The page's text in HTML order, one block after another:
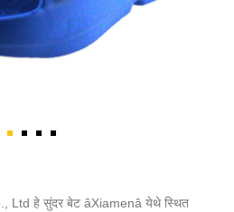
Ltd हे सुंदर बेट âXiamenâ येथे स्थित